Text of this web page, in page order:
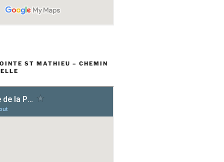
ST MATHIEU – CHEMIN